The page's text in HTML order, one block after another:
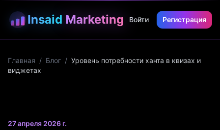
Insaid Marketing Войти Регистрация
Главная / Блог / Уровень потребности ханта в квизах и
виджетах
27 апреля 2026 г.